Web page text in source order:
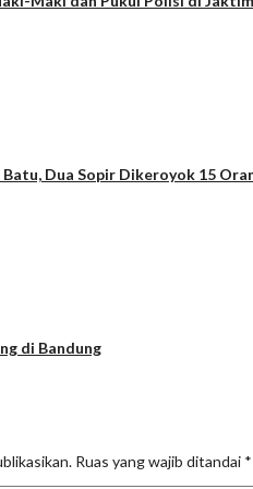
Dua Sopir Dikeroyok 15
di Bandung
Ruas yang wajib ditandai *